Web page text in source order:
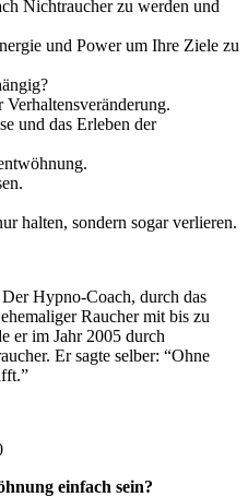
Nichtraucher zu werden und
und Power um Ihre Ziele zu
und das Erleben der
halten, sondern sogar verlieren.
Hypno-Coach, durch das
Raucher mit bis zu
er im Jahr 2005 durch
Er sagte selber: “Ohne
einfach sein?